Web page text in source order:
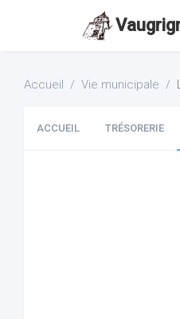
Accueil Vie municipale
ACCUEIL TRÉSORERIE